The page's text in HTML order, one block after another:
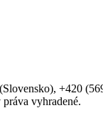
+420
vyhradené.